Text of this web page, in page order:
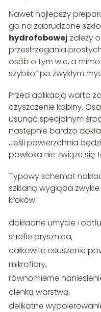
Nawet najlepszy
go na zabrudzone
hydrofobowej zależy
przestrzegania
osób o tym wie, a
szybko” po zwykłym
Przed aplikacją warto
czyszczenie kabiny.
usunąć specjalnym
następnie bardzo
Jeśli powierzchnia
powłoka nie zwiąże się
Typowy schemat
szklaną wygląda
kroków:
dokładne umycie i
strefie prysznica,
całkowite osuszenie
mikrofibry,
równomierne
cienką warstwą,
delikatne